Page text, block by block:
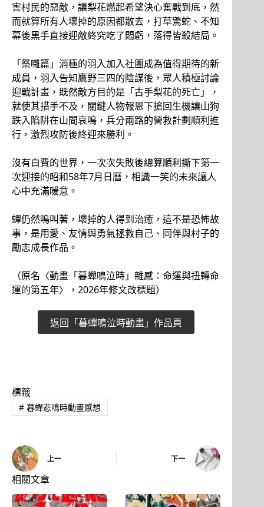
害村民的惡敵，讓梨花燃起希望決心奮戰到底，然
而就算所有人壞掉的原因都散去，打草驚蛇、不知
幕後黑手直接迎敵終究吃了悶虧，落得皆殺結局。
「祭囃篇」消極的羽入加入社團成為值得期待的新
成員，羽入告知鷹野三四的陰謀後，眾人積極討論
迎戰計畫，既然敵方目的是「古手梨花的死亡」，
就使其措手不及，關鍵人物報恩下搶回生機讓山狗
跌入陷阱在山間哀鳴，兵分兩路的營救計劃順利進
行，激烈攻防後終迎來勝利。
沒有白費的世界，一次次失敗後總算順利撕下第一
次迎接的昭和58年7月日曆，相識一笑的未來讓人
心中充滿暖意。
蟬仍然鳴叫著，壞掉的人得到治癒，這不是恐怖故
事，是用愛、友情與勇氣拯救自己、同伴與村子的
勵志成長作品。
（原名〈動畫「暮蟬鳴泣時」雜感：命運與扭轉命
運的第五年〉，2026年修文改標題）
返回「暮蟬鳴泣時動畫」作品頁
標籤
#暮蟬悲鳴時動畫感想
上一 下一
相關文章